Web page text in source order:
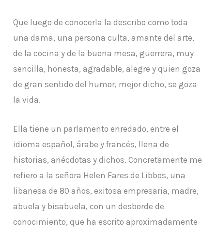
Que luego de conocerla la describo como toda
una dama, una persona culta, amante del arte,
de la cocina y de la buena mesa, guerrera, muy
sencilla, honesta, agradable, alegre y quien goza
de gran sentido del humor, mejor dicho, se goza
la vida.
Ella tiene un parlamento enredado, entre el
idioma español, árabe y francés, llena de
historias, anécdotas y dichos. Concretamente me
refiero a la señora Helen Fares de Libbos, una
libanesa de 80 años, exitosa empresaria, madre,
abuela y bisabuela, con un desborde de
conocimiento, que ha escrito aproximadamente